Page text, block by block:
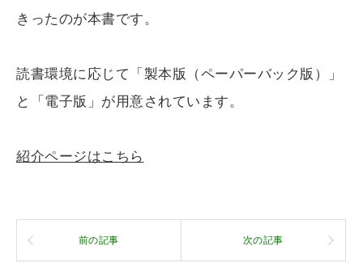
きったのが本書です。
読書環境に応じて「製本版（ペーパーバック版）」
と「電子版」が用意されています。
紹介ページはこちら
前の記事 次の記事